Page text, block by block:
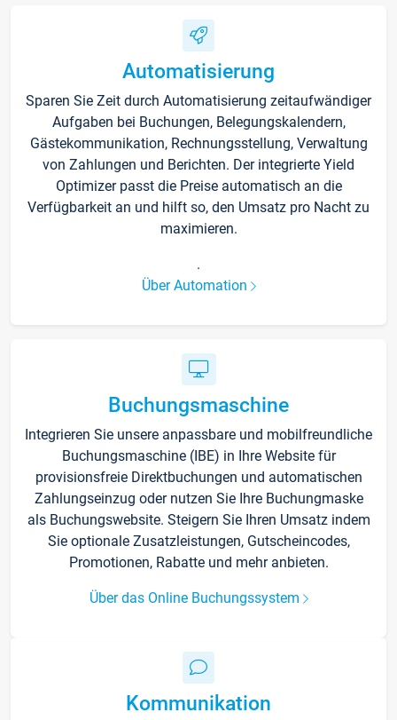
Automatisierung
Sparen Sie Zeit durch Automatisierung zeitaufwändiger
Aufgaben bei Buchungen, Belegungskalendern,
Gästekommunikation, Rechnungsstellung, Verwaltung
von Zahlungen und Berichten. Der integrierte Yield
Optimizer passt die Preise automatisch an die
Verfügbarkeit an und hilft so, den Umsatz pro Nacht zu
maximieren.
.
Über Automation
Buchungsmaschine
Integrieren Sie unsere anpassbare und mobilfreundliche
Buchungsmaschine (IBE) in Ihre Website für
provisionsfreie Direktbuchungen und automatischen
Zahlungseinzug oder nutzen Sie Ihre Buchungmaske
als Buchungswebsite. Steigern Sie Ihren Umsatz indem
Sie optionale Zusatzleistungen, Gutscheincodes,
Promotionen, Rabatte und mehr anbieten.
Über das Online Buchungssystem
Kommunikation